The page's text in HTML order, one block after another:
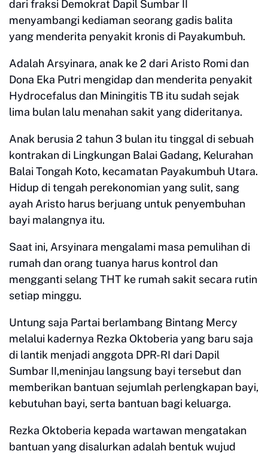
dari fraksi Demokrat Dapil Sumbar II
menyambangi kediaman seorang gadis balita
yang menderita penyakit kronis di Payakumbuh.
Adalah Arsyinara, anak ke 2 dari Aristo Romi dan
Dona Eka Putri mengidap dan menderita penyakit
Hydrocefalus dan Miningitis TB itu sudah sejak
lima bulan lalu menahan sakit yang dideritanya.
Anak berusia 2 tahun 3 bulan itu tinggal di sebuah
kontrakan di Lingkungan Balai Gadang, Kelurahan
Balai Tongah Koto, kecamatan Payakumbuh Utara.
Hidup di tengah perekonomian yang sulit, sang
ayah Aristo harus berjuang untuk penyembuhan
bayi malangnya itu.
Saat ini, Arsyinara mengalami masa pemulihan di
rumah dan orang tuanya harus kontrol dan
mengganti selang THT ke rumah sakit secara rutin
setiap minggu.
Untung saja Partai berlambang Bintang Mercy
melalui kadernya Rezka Oktoberia yang baru saja
di lantik menjadi anggota DPR-RI dari Dapil
Sumbar II,meninjau langsung bayi tersebut dan
memberikan bantuan sejumlah perlengkapan bayi,
kebutuhan bayi, serta bantuan bagi keluarga.
Rezka Oktoberia kepada wartawan mengatakan
bantuan yang disalurkan adalah bentuk wujud